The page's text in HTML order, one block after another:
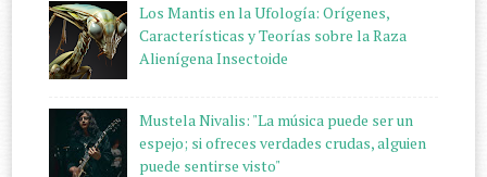
Los Mantis en la Ufología: Orígenes,
Características y Teorías sobre la Raza
Alienígena Insectoide
Mustela Nivalis: "La música puede ser un
espejo; si ofreces verdades crudas, alguien
puede sentirse visto"